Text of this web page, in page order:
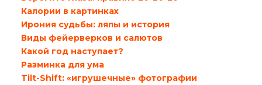
Калории в картинках
Ирония судьбы: ляпы и история
Виды фейерверков и салютов
Какой год наступает?
Разминка для ума
Tilt-Shift: «игрушечные» фотографии